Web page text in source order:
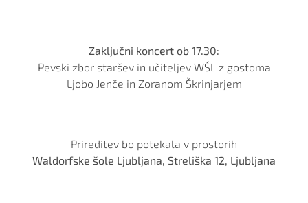
Zaključni koncert ob 17.30:
Pevski zbor staršev in učiteljev WŠL z gostoma
Ljobo Jenče in Zoranom Škrinjarjem
Prireditev bo potekala v prostorih
Waldorfske šole Ljubljana, Streliška 12, Ljubljana